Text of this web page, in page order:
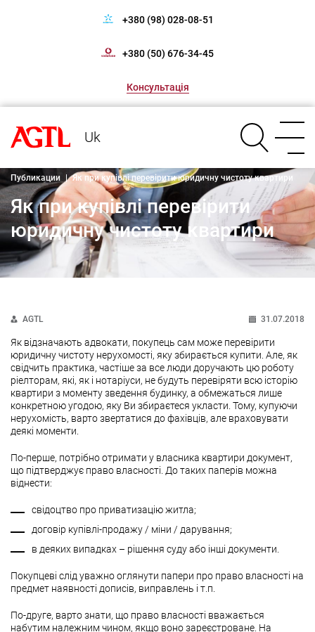
+380 (98) 028-08-51
+380 (50) 676-34-45
Консультація
Uk
Публикации | Як при купівлі перевірити юридичну чистоту квартири
Як при купівлі перевірити
юридичну чистоту квартири
AGTL 31.07.2018
Як відзначають адвокати, покупець сам може перевірити
юридичну чистоту нерухомості, яку збирається купити. Але, як
свідчить практика, частіше за все люди доручають цю роботу
ріелторам, які, як і нотаріуси, не будуть перевіряти всю історію
квартири з моменту зведення будинку, а обмежаться лише
конкретною угодою, яку Ви збираєтеся укласти. Тому, купуючи
нерухомість, варто звертатися до фахівців, але враховувати
деякі моменти.
По-перше, потрібно отримати у власника квартири документ,
що підтверджує право власності. До таких паперів можна
віднести:
свідоцтво про приватизацію житла;
договір купівлі-продажу / міни / дарування;
в деяких випадках – рішення суду або інші документи.
Покупцеві слід уважно оглянути папери про право власності на
предмет наявності дописів, виправлень і т.п.
По-друге, варто знати, що право власності вважається
набутим належним чином, якщо воно зареєстроване. На